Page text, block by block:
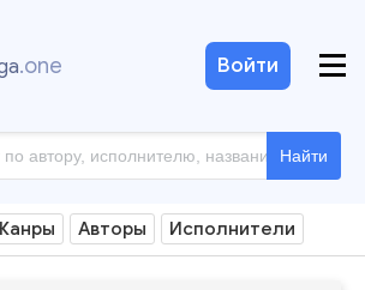
.one
Найти
Войти
Авторы Исполнители